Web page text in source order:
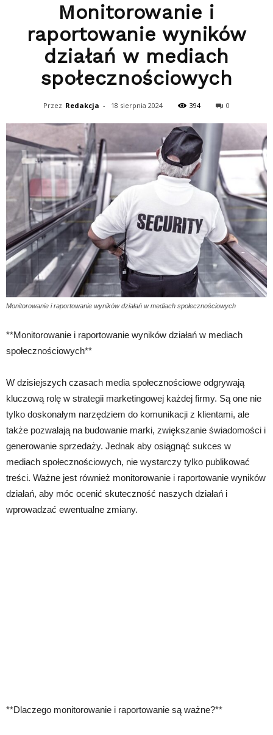
Monitorowanie i
raportowanie wyników
działań w mediach
społecznościowych
Przez Redakcja - 18 sierpnia 2024 394 0
Monitorowanie i raportowanie wyników działań w mediach społecznościowych
**Monitorowanie i raportowanie wyników działań w mediach
społecznościowych**
W dzisiejszych czasach media społecznościowe odgrywają
kluczową rolę w strategii marketingowej każdej firmy. Są one nie
tylko doskonałym narzędziem do komunikacji z klientami, ale
także pozwalają na budowanie marki, zwiększanie świadomości i
generowanie sprzedaży. Jednak aby osiągnąć sukces w
mediach społecznościowych, nie wystarczy tylko publikować
treści. Ważne jest również monitorowanie i raportowanie wyników
działań, aby móc ocenić skuteczność naszych działań i
wprowadzać ewentualne zmiany.
**Dlaczego monitorowanie i raportowanie są ważne?**